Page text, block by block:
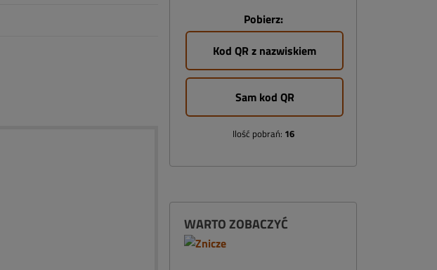
Pobierz:
Kod QR z nazwiskiem
Sam kod QR
Ilość pobrań: 16
WARTO ZOBACZYĆ